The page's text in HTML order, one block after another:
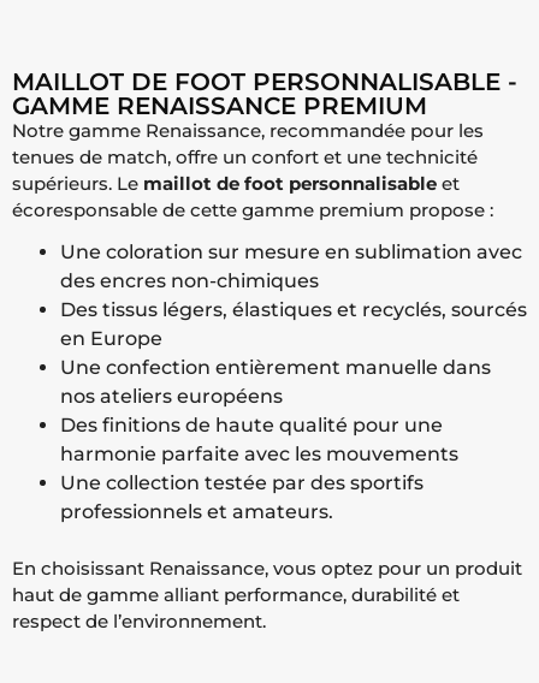
MAILLOT DE FOOT PERSONNALISABLE -
GAMME RENAISSANCE PREMIUM
Notre gamme Renaissance, recommandée pour les
tenues de match, offre un confort et une technicité
supérieurs. Le maillot de foot personnalisable et
écoresponsable de cette gamme premium propose :
Une coloration sur mesure en sublimation avec
des encres non-chimiques
Des tissus légers, élastiques et recyclés, sourcés
en Europe
Une confection entièrement manuelle dans
nos ateliers européens
Des finitions de haute qualité pour une
harmonie parfaite avec les mouvements
Une collection testée par des sportifs
professionnels et amateurs.
En choisissant Renaissance, vous optez pour un produit
haut de gamme alliant performance, durabilité et
respect de l’environnement.